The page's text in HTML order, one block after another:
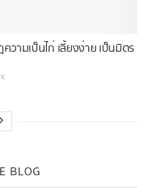
ามเป็นไก่ เลี้ยงง่าย เป็นมิตร
BLOG